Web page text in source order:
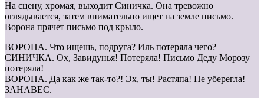
На сцену, хромая, выходит Синичка. Она тревожно
оглядывается, затем внимательно ищет на земле письмо.
Ворона прячет письмо под крыло.
ВОРОНА. Что ищешь, подруга? Иль потеряла чего?
СИНИЧКА. Ох, Завидунья! Потеряла! Письмо Деду Морозу
потеряла!
ВОРОНА. Да как же так-то?! Эх, ты! Растяпа! Не уберегла!
ЗАНАВЕС.